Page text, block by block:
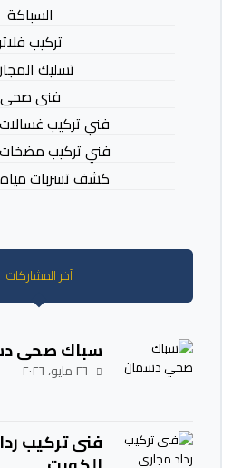
السباكة
تركيب
تسليك
فنى صحى
فني تركيب
فني تركيب
كشف تسربات مياه
آخر المشاركات
سباك صحي
٢٦ مايو، ٢٠٢٦
فنى تركيب